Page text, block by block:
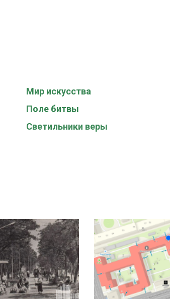
Мир искусства
Поле битвы
Светильники веры